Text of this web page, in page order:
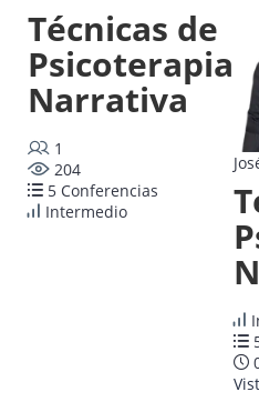
Técnicas de
Psicoterapia
Narrativa
1
204
5 Conferencias
Intermedio